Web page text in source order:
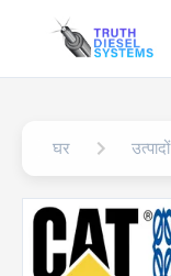
घर उत्पादों